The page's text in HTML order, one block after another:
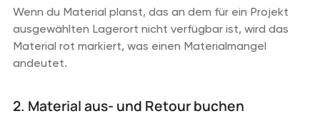
Wenn du Material planst, das an dem für ein Projekt
ausgewählten Lagerort nicht verfügbar ist, wird das
Material rot markiert, was einen Materialmangel
andeutet.
2. Material aus- und Retour buchen